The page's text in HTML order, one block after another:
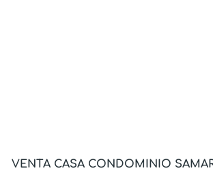
VENTA CASA CONDOMINIO